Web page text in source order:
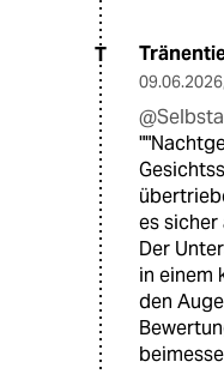
T
09.06.2026,
es sicher
Der
in einem
den